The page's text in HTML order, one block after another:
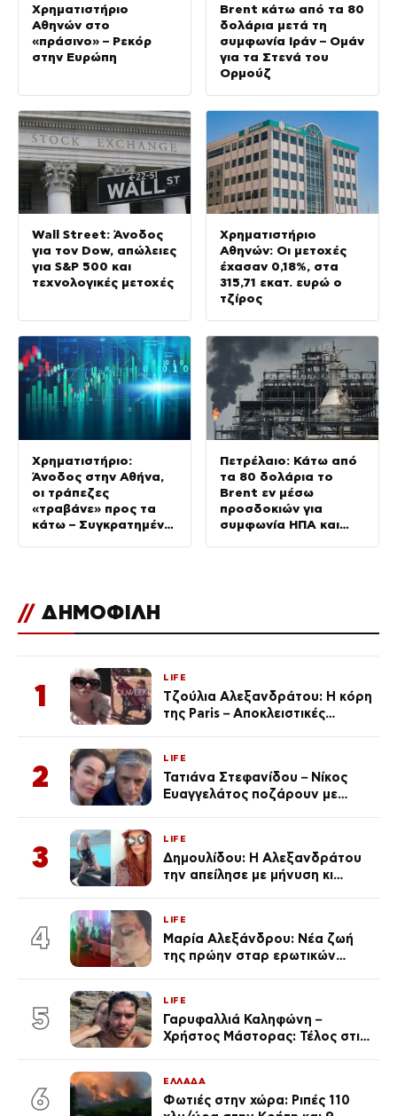
Χρηματιστήριο
Αθηνών στο
«πράσινο» – Ρεκόρ
στην Ευρώπη
Brent κάτω από τα 80
δολάρια μετά τη
συμφωνία Ιράν – Ομάν
για τα Στενά του
Ορμούζ
Wall Street: Άνοδος
για τον Dow, απώλειες
για S&P 500 και
τεχνολογικές μετοχές
Χρηματιστήριο
Αθηνών: Οι μετοχές
έχασαν 0,18%, στα
315,71 εκατ. ευρώ ο
τζίρος
Χρηματιστήριο:
Άνοδος στην Αθήνα,
οι τράπεζες
«τραβάνε» προς τα
κάτω – Συγκρατημένη
Πετρέλαιο: Κάτω από
τα 80 δολάρια το
Brent εν μέσω
προσδοκιών για
συμφωνία ΗΠΑ και
// ΔΗΜΟΦΙΛΗ
1
LIFE
Τζούλια Αλεξανδράτου: Η κόρη
της Paris – Αποκλειστικές
2
LIFE
Τατιάνα Στεφανίδου – Νίκος
Ευαγγελάτος ποζάρουν με
3
LIFE
Δημουλίδου: Η Αλεξανδράτου
την απείλησε με μήνυση κι
ποια είσαι σοκαρίστικα»
4
LIFE
Μαρία Αλεξάνδρου: Νέα ζωή
της πρώην σταρ ερωτικών
(Φωτογραφίες)
5
LIFE
Γαρυφαλλιά Καληφώνη –
Χρήστος Μάστορας: Τέλος στις
6
ΕΛΛΑΔΑ
Φωτιές στην χώρα: Ριπές 110